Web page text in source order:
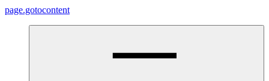
page.gotocontent